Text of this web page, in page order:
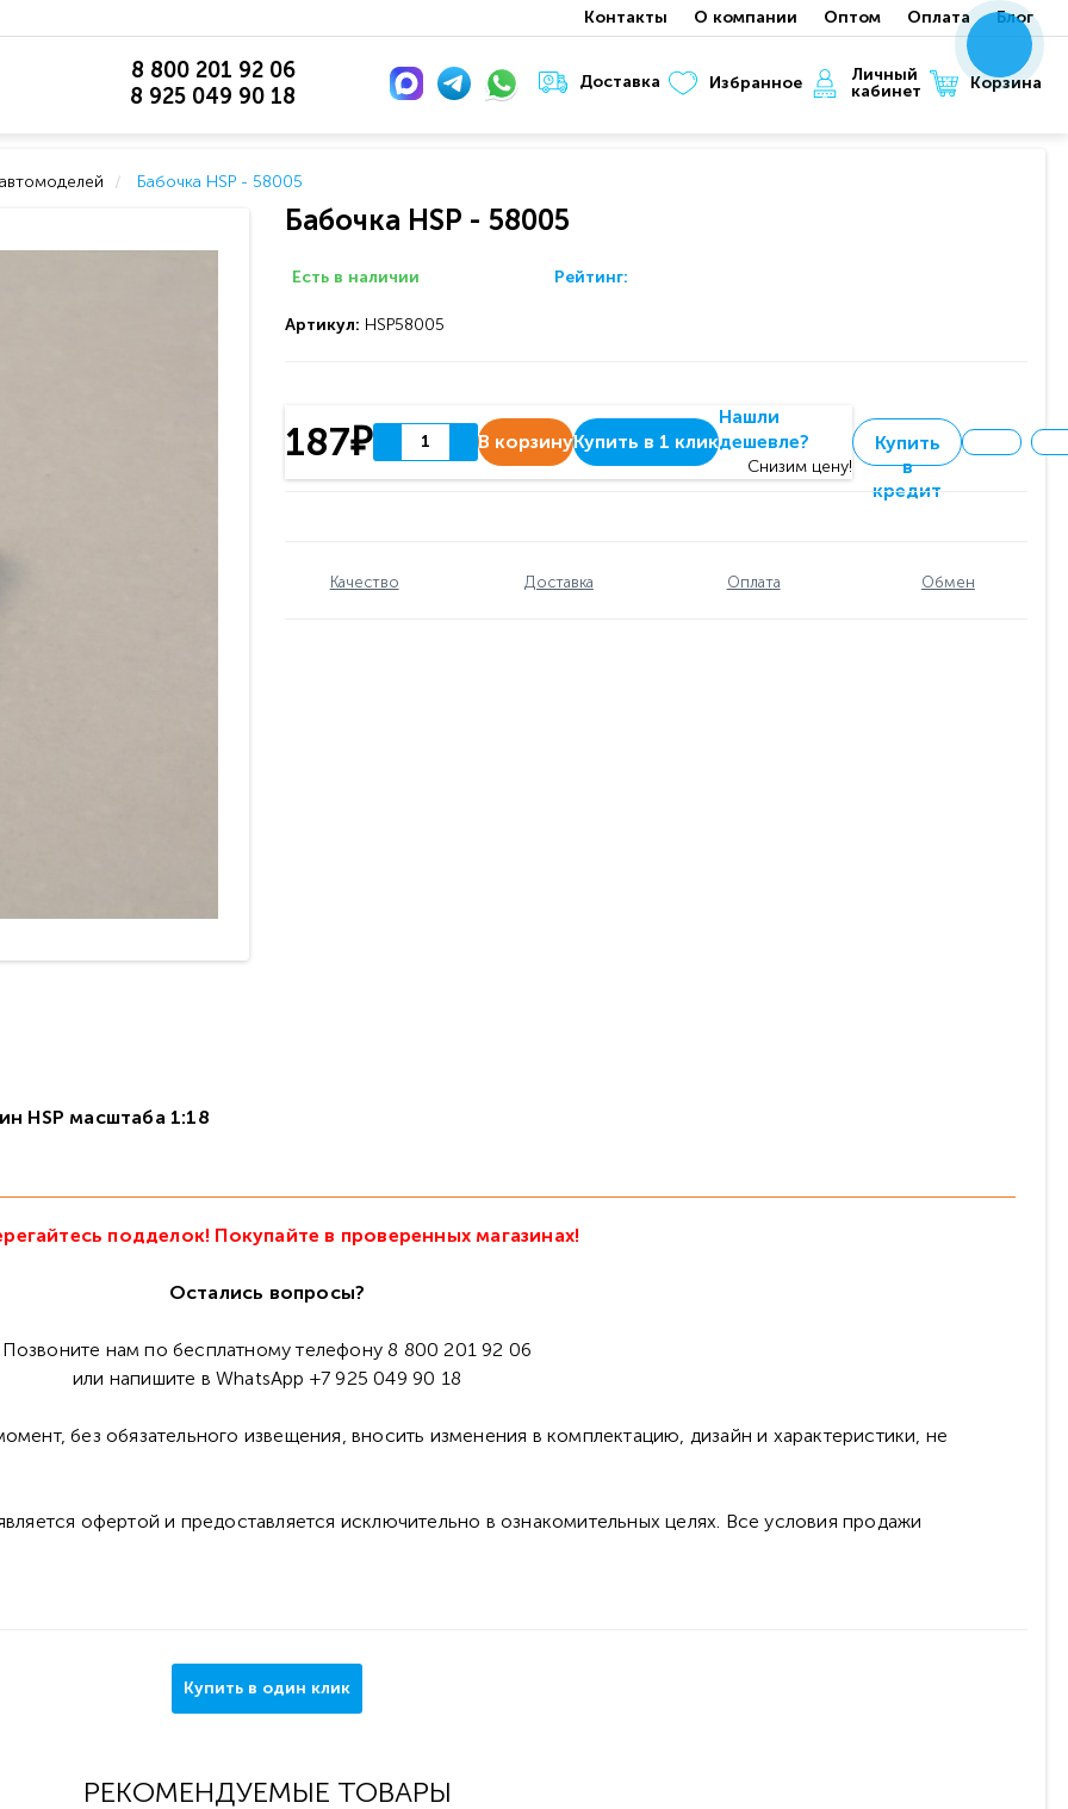
Контакты О компании Оптом Оплата Блог
8 800 201 92 06
8 925 049 90 18
Доставка Избранное
Личный
кабинет
Корзина
Бабочка HSP - 58005
Бабочка HSP - 58005
Есть в наличии Рейтинг:
Артикул: HSP58005
187₽ В корзинуКупить в 1 клик
Нашли
дешевле?
Снизим цену!
Купить
в
кредит
Качество Доставка Оплата Обмен
HSP масштаба 1:18
подделок! Покупайте в проверенных магазинах!
Остались вопросы?
Позвоните нам по бесплатному телефону 8 800 201 92 06
или напишите в WhatsApp +7 925 049 90 18
без обязательного извещения, вносить изменения в комплектацию, дизайн и характеристики, не
офертой и предоставляется исключительно в ознакомительных целях. Все условия продажи
Купить в один клик
РЕКОМЕНДУЕМЫЕ ТОВАРЫ
xxx